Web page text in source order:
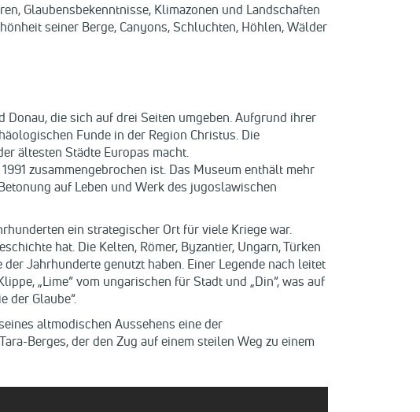
Glaubensbekenntnisse, Klimazonen und Landschaften
seiner Berge, Canyons, Schluchten, Höhlen, Wälder
die sich auf drei Seiten umgeben. Aufgrund ihrer
Funde in der Region Christus. Die
ältesten Städte Europas macht.
zusammengebrochen ist. Das Museum enthält mehr
auf Leben und Werk des jugoslawischen
ein strategischer Ort für viele Kriege war.
hat. Die Kelten, Römer, Byzantier, Ungarn, Türken
Jahrhunderte genutzt haben. Einer Legende nach leitet
„Lime“ vom ungarischen für Stadt und „Din“, was auf
der Glaube“.
altmodischen Aussehens eine der
Berges, der den Zug auf einem steilen Weg zu einem